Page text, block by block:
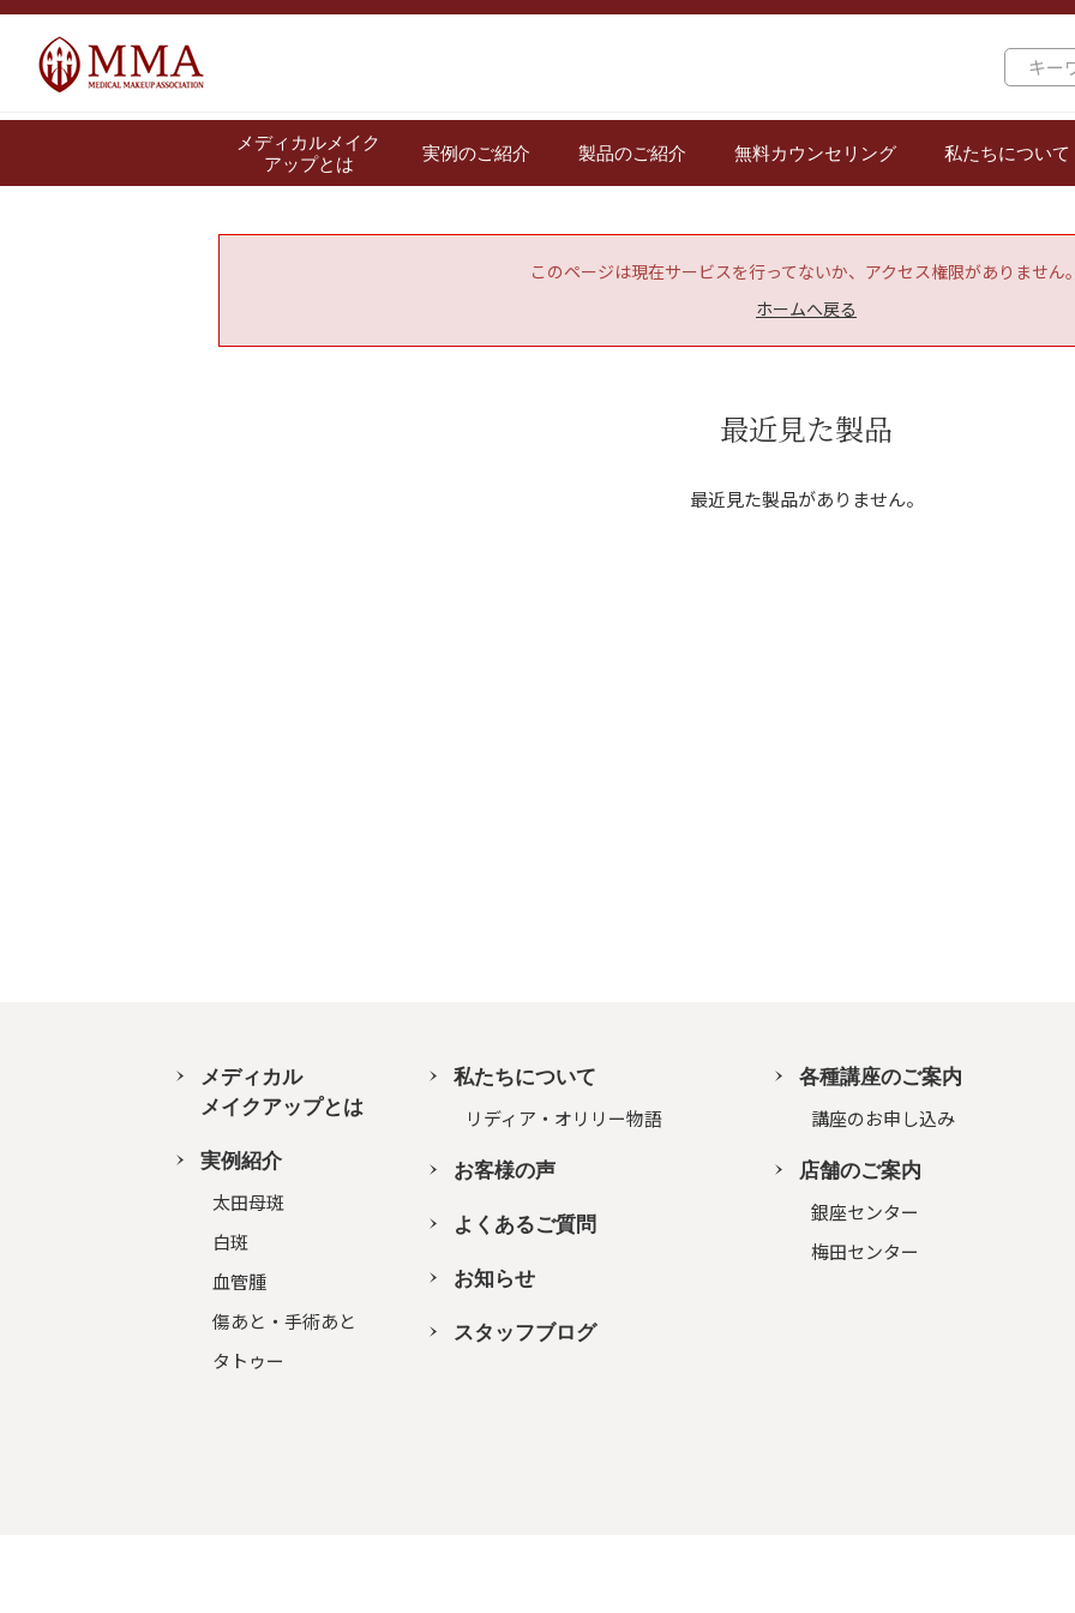
メディカルメイク
アップとは
実例のご紹介 製品のご紹介 無料カウンセリング 私たちについて
このページは現在サービスを行ってないか、アクセス権限がありません。
ホームへ戻る
最近見た製品
最近見た製品がありません。
メディカル
メイクアップとは
実例紹介
太田母斑
白斑
血管腫
傷あと・手術あと
タトゥー
私たちについて
リディア・オリリー物語
お客様の声
よくあるご質問
お知らせ
スタッフブログ
各種講座のご案内
講座のお申し込み
店舗のご案内
銀座センター
梅田センター